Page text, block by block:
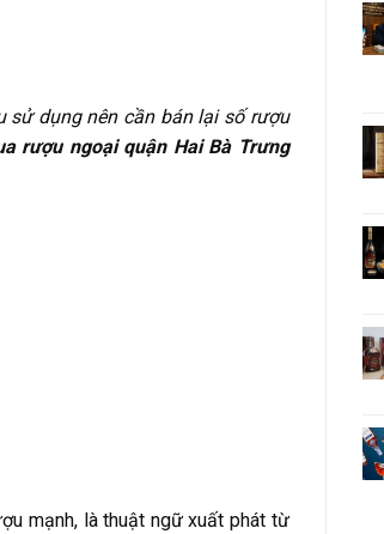
sử dụng nên cần bán lại số rượu
rượu ngoại quận Hai Bà Trưng
mạnh, là thuật ngữ xuất phát từ